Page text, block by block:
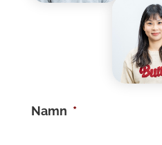
Namn *